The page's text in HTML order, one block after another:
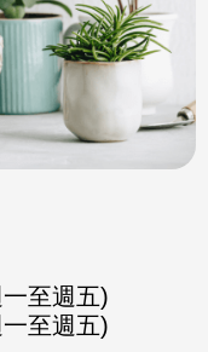
至週五)
至週五)